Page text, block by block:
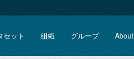
セット 組織 グループ About